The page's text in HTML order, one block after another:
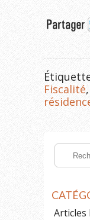
Fiscalité,
Articles